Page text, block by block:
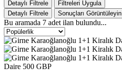
Detaylı Filtrele
Filtreleri Uygula
Detaylı Filtrele
Sonuçları Görüntüleyin
Bu aramada 7 adet ilan bulundu...
Daire 500 GBP